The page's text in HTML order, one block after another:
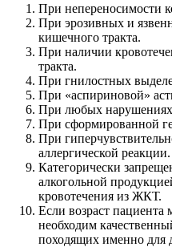
При непереносимости
При эрозивных и
кишечного тракта.
При наличии
тракта.
При гнилостных
При «аспириновой»
При любых нарушениях
При сформированной
При
аллергической реакции.
Категорически
алкогольной
кровотечения из ЖКТ.
Если возраст
необходим
походящих именно для